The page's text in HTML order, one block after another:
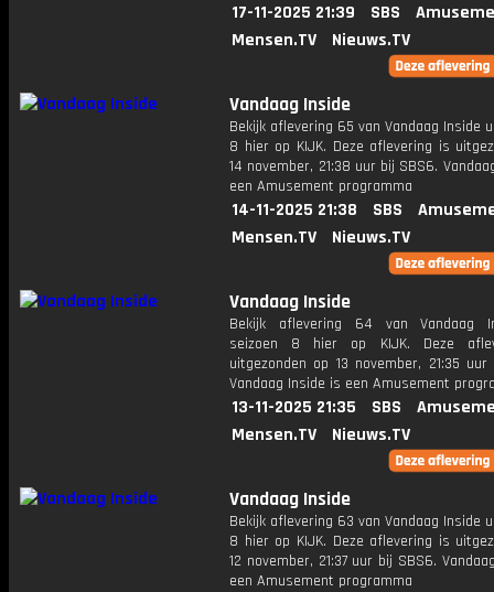
17-11-2025 21:39 SBS
Mensen.TV
Nieuws.TV
Vandaag Inside
Bekijk aflevering 65 van Vandaag Inside
8 hier op KIJK. Deze aflevering is
14 november, 21:38 uur bij SBS6.
een Amusement programma
14-11-2025 21:38 SBS
Mensen.TV
Nieuws.TV
Vandaag Inside
Bekijk aflevering 64 van Vandaag
seizoen 8 hier op KIJK. Deze
uitgezonden op 13 november, 21:35
Vandaag Inside is een Amusement
13-11-2025 21:35 SBS
Mensen.TV
Nieuws.TV
Vandaag Inside
Bekijk aflevering 63 van Vandaag Inside
8 hier op KIJK. Deze aflevering is
12 november, 21:37 uur bij SBS6.
een Amusement programma